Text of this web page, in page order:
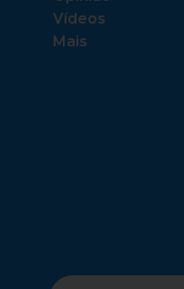
Vídeos
Mais